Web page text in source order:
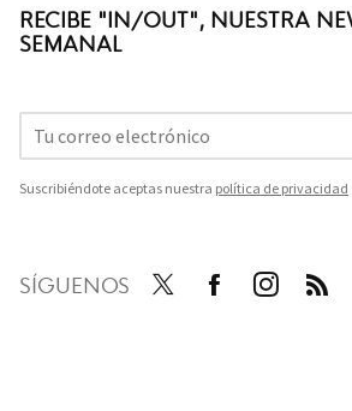
RECIBE "IN/OUT", NUESTRA
SEMANAL
Suscribiéndote aceptas nuestra política de privacidad
SÍGUENOS